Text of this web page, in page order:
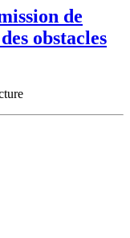
de
obstacles